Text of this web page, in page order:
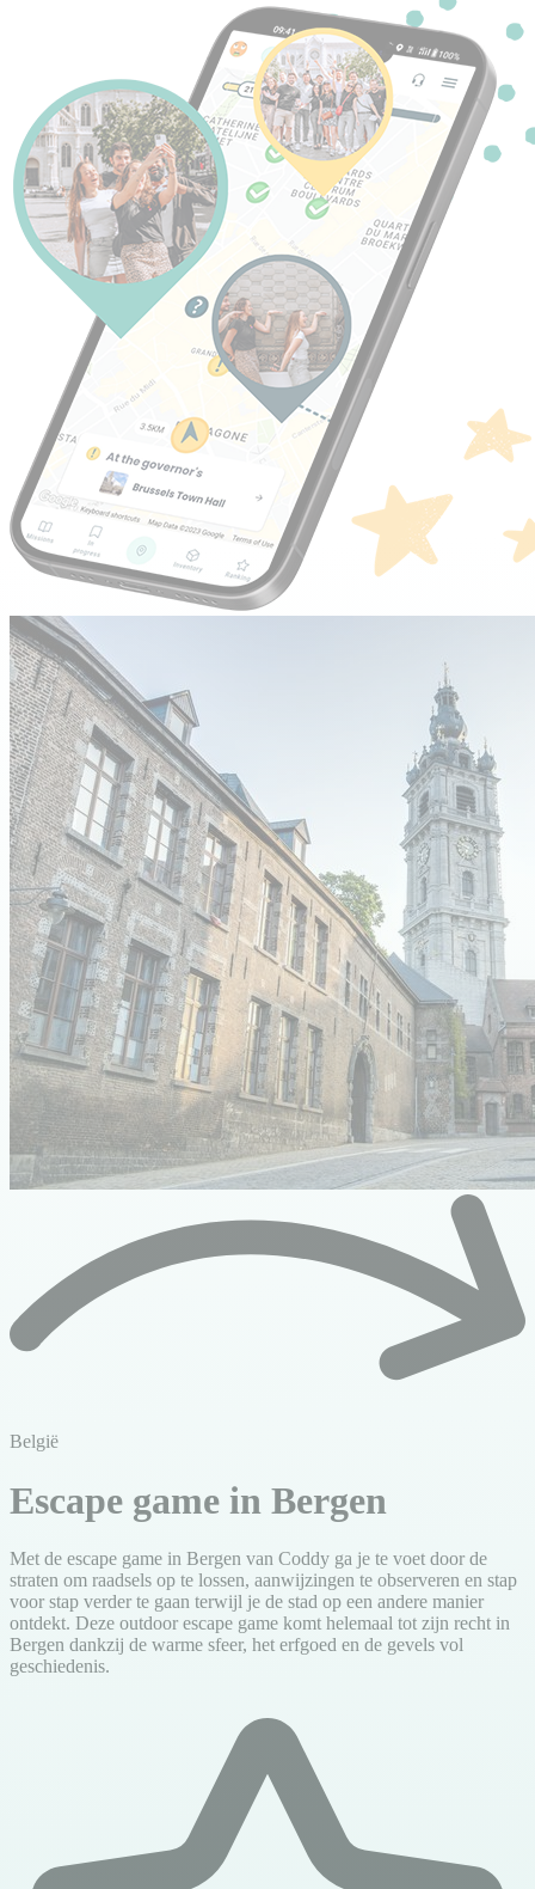
België
Escape game in Bergen
Met de escape game in Bergen van Coddy ga je te voet door de
straten om raadsels op te lossen, aanwijzingen te observeren en stap
voor stap verder te gaan terwijl je de stad op een andere manier
ontdekt. Deze outdoor escape game komt helemaal tot zijn recht in
Bergen dankzij de warme sfeer, het erfgoed en de gevels vol
geschiedenis.